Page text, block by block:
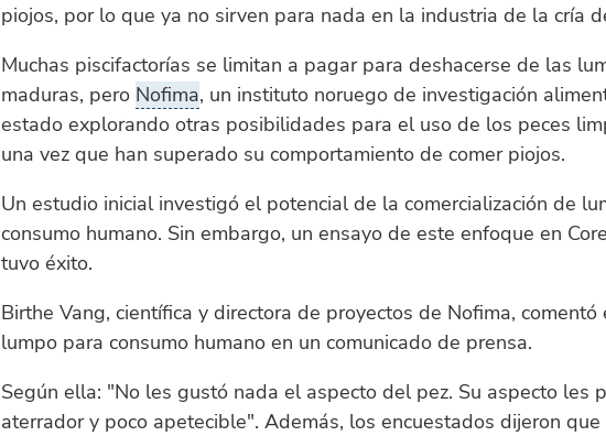
piojos, por lo que ya no sirven para nada en la industria de la cría
Muchas piscifactorías se limitan a pagar para deshacerse de las
maduras, pero Nofima, un instituto noruego de investigación
estado explorando otras posibilidades para el uso de los peces
una vez que han superado su comportamiento de comer piojos.
Un estudio inicial investigó el potencial de la comercialización de
consumo humano. Sin embargo, un ensayo de este enfoque en
tuvo éxito.
Birthe Vang, científica y directora de proyectos de Nofima, comentó
lumpo para consumo humano en un comunicado de prensa.
Según ella: "No les gustó nada el aspecto del pez. Su aspecto les
aterrador y poco apetecible". Además, los encuestados dijeron